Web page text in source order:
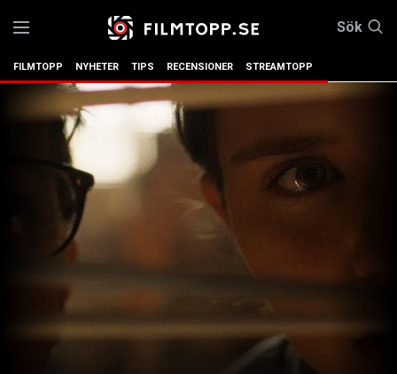
Sök
FILMTOPP NYHETER TIPS RECENSIONER STREAMTOPP